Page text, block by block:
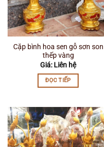
Cặp bình hoa sen gỗ sơn son
thếp vàng
Giá: Liên hệ
ĐỌC TIẾP